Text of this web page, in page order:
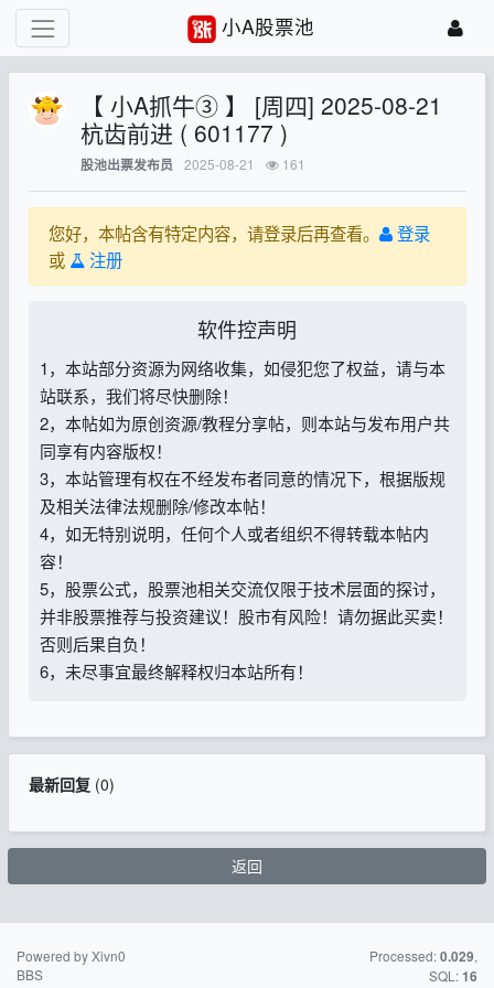
小A股票池
【 小A抓牛③ 】 [周四] 2025-08-21
杭齿前进 ( 601177 )
股池出票发布员 2025-08-21 161
您好，本帖含有特定内容，请登录后再查看。
登录
或
注册
软件控声明
1，本站部分资源为网络收集，如侵犯您了权益，请与本
站联系，我们将尽快删除！
2，本帖如为原创资源/教程分享帖，则本站与发布用户共
同享有内容版权！
3，本站管理有权在不经发布者同意的情况下，根据版规
及相关法律法规删除/修改本帖！
4，如无特别说明，任何个人或者组织不得转载本帖内
容！
5，股票公式，股票池相关交流仅限于技术层面的探讨，
并非股票推荐与投资建议！股市有风险！请勿据此买卖！
否则后果自负！
6，未尽事宜最终解释权归本站所有！
最新回复(0)
返回
Powered by Xivn0
BBS
Processed:0.029,
SQL:16